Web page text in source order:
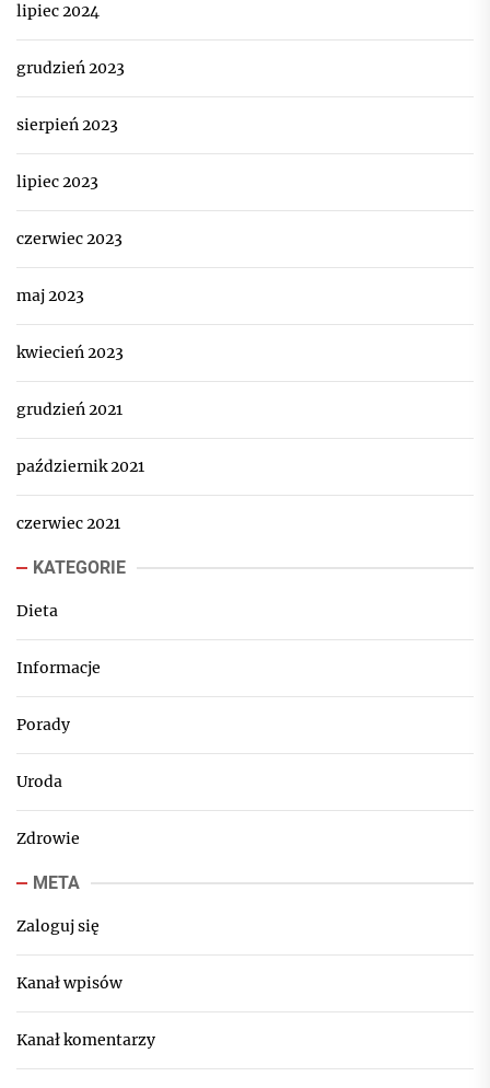
lipiec 2024
grudzień 2023
sierpień 2023
lipiec 2023
czerwiec 2023
maj 2023
kwiecień 2023
grudzień 2021
październik 2021
czerwiec 2021
KATEGORIE
Dieta
Informacje
Porady
Uroda
Zdrowie
META
Zaloguj się
Kanał wpisów
Kanał komentarzy